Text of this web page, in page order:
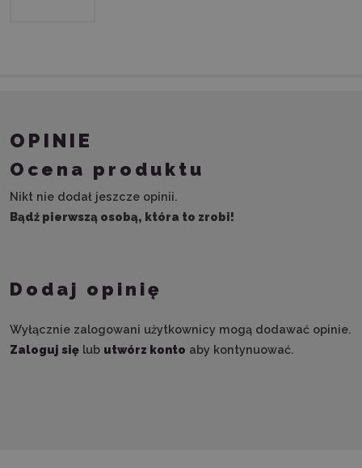
OPINIE
Ocena produktu
Nikt nie dodał jeszcze opinii.
Bądź pierwszą osobą, która to zrobi!
Dodaj opinię
Wyłącznie zalogowani użytkownicy mogą dodawać opinie.
Zaloguj się lub utwórz konto aby kontynuować.